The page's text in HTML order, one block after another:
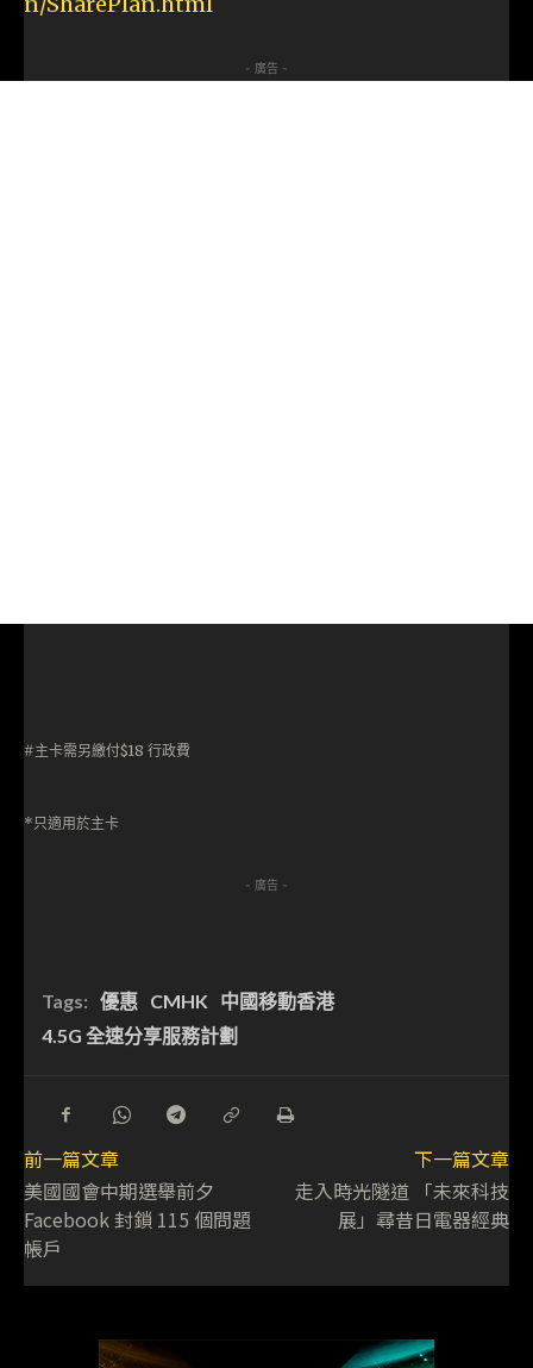
- 廣告 -
#主卡需另繳付$18 行政費
*只適用於主卡
- 廣告 -
Tags: 優惠 CMHK
中國移動香港
4.5G 全速分享服務計劃
前一篇文章
美國國會中期選舉前夕
Facebook 封鎖 115 個問題
帳戶
下一篇文章
走入時光隧道 「未來科技
展」尋昔日電器經典